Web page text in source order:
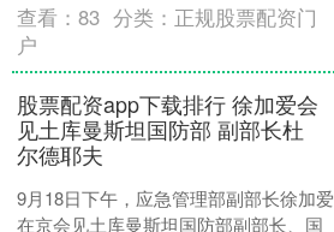
查看：83 分类： 正规股票配资门
户
股票配资app下载排行 徐加爱会
见土库曼斯坦国防部 副部长杜
尔德耶夫
9月18日下午，应急管理部副部长徐加爱
在京会见土库曼斯坦国防部副部长、国